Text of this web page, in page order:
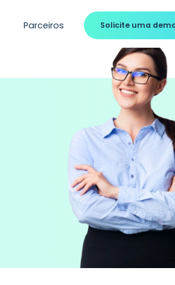
Parceiros Solicite uma